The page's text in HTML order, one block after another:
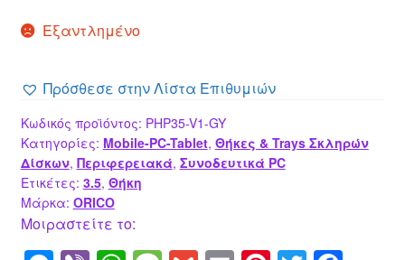
Εξαντλημένο
Πρόσθεσε στην Λίστα Επιθυμιών
Κωδικός προϊόντος: PHP35-V1-GY
Κατηγορίες: Mobile-PC-Tablet, Θήκες & Trays Σκληρών
Δίσκων, Περιφερειακά, Συνοδευτικά PC
Ετικέτες: 3.5, Θήκη
Μάρκα: ORICO
Μοιραστείτε το: